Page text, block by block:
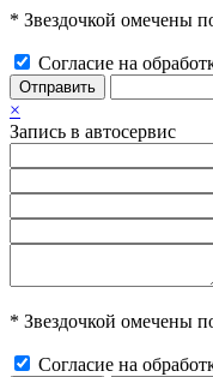
* Звездочкой омечены
Согласие на
Отправить
×
Запись в автосервис
* Звездочкой омечены
Согласие на